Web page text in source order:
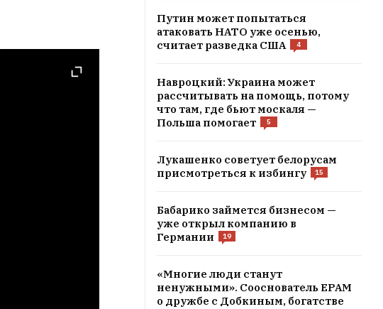
Путин может попытаться
атаковать НАТО уже осенью,
считает разведка США
4
Навроцкий: Украина может
рассчитывать на помощь, потому
что там, где бьют москаля —
Польша помогает
5
Лукашенко советует белорусам
присмотреться к избингу
15
Бабарико займется бизнесом —
уже открыл компанию в
Германии
19
«Многие люди станут
ненужными». Сооснователь EPAM
о дружбе с Добкиным, богатстве